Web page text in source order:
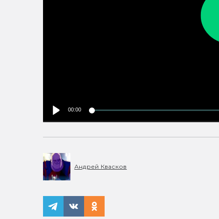
00:00
Андрей Квасков